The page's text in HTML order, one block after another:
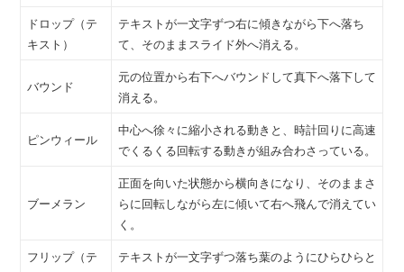
ドロップ（テ
キスト）
テキストが一文字ずつ右に傾きながら下へ落ち
て、そのままスライド外へ消える。
バウンド
元の位置から右下へバウンドして真下へ落下して
消える。
ピンウィール
中心へ徐々に縮小される動きと、時計回りに高速
でくるくる回転する動きが組み合わさっている。
ブーメラン
正面を向いた状態から横向きになり、そのままさ
らに回転しながら左に傾いて右へ飛んで消えてい
く。
フリップ（テ
テキストが一文字ずつ落ち葉のようにひらひらと